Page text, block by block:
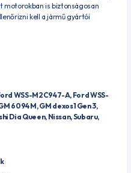
is biztonságosan
kell a jármű gyártói
WSS-M2C947-A, Ford WSS-
6094 M, GM dexos1 Gen 3,
Dia Queen, Nissan, Subaru,